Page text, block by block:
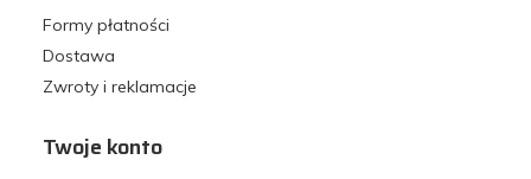
Formy płatności
Dostawa
Zwroty i reklamacje
Twoje konto